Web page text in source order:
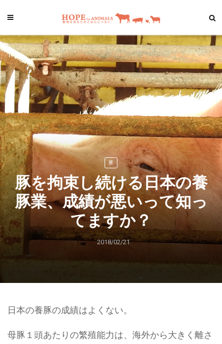
豚
豚を拘束し続ける日本の養
豚業、成績が悪いって知っ
てますか？
2018/02/21
日本の養豚の成績はよくない。
母豚１頭あたりの繁殖能力は、海外から大きく離さ